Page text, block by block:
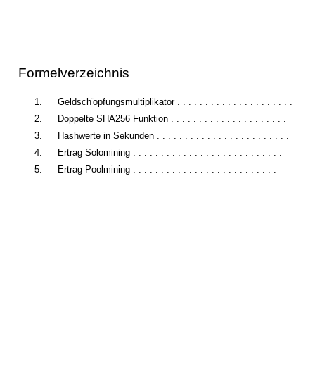
Formelverzeichnis
1. Geldsch¨opfungsmultiplikator . . . . . . . . . . . . . . . . . . . . .
2.
Doppelte SHA256 Funktion . . . . . . . . . . . . . . . . . . . . .
3.
Hashwerte in Sekunden . . . . . . . . . . . . . . . . . . . . . . . .
4.
Ertrag Solomining . . . . . . . . . . . . . . . . . . . . . . . . . . .
5.
Ertrag Poolmining . . . . . . . . . . . . . . . . . . . . . . . . . .